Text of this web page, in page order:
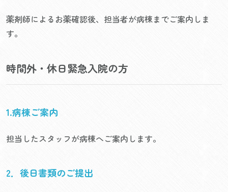
薬剤師によるお薬確認後、担当者が病棟までご案内しま
す。
時間外・休日緊急入院の方
1.病棟ご案内
担当したスタッフが病棟へご案内します。
2．後日書類のご提出